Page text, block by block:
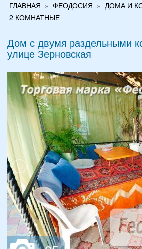
здесь
ГЛАВНАЯ » ФЕОДОСИЯ » ДОМА И
2 КОМНАТНЫЕ
Дом с двумя раздельными
улице Зерновская